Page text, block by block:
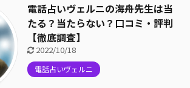
電話占いヴェルニの海舟先生は当
たる？当たらない？口コミ・評判
【徹底調査】
2022/10/18
電話占いヴェルニ